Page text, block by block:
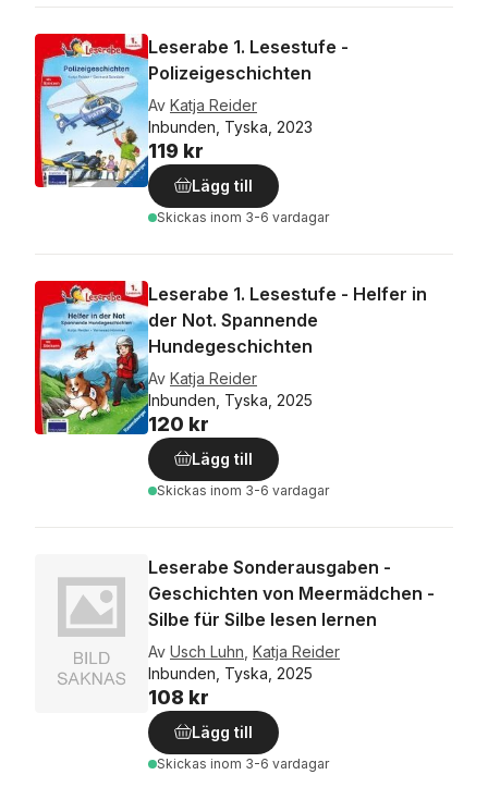
Leserabe 1. Lesestufe -
Polizeigeschichten
Av Katja Reider
Inbunden, Tyska, 2023
119 kr
Lägg till
Skickas inom 3-6 vardagar
Leserabe 1. Lesestufe - Helfer in
der Not. Spannende
Hundegeschichten
Av Katja Reider
Inbunden, Tyska, 2025
120 kr
Lägg till
Skickas inom 3-6 vardagar
Leserabe Sonderausgaben -
Geschichten von Meermädchen -
Silbe für Silbe lesen lernen
Av Usch Luhn Katja Reider
Inbunden, Tyska, 2025
108 kr
Lägg till
Skickas inom 3-6 vardagar